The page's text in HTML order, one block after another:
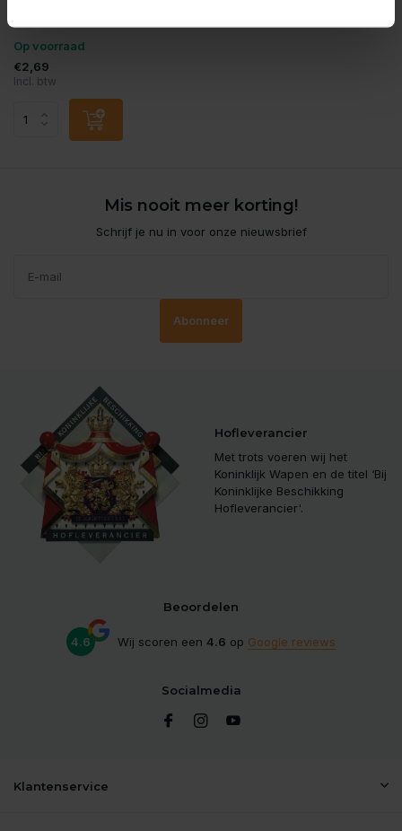
Op voorraad
€2,69
Incl. btw
Mis nooit meer korting!
Schrijf je nu in voor onze nieuwsbrief
Abonneer
Hofleverancier
Met trots voeren wij het
Koninklijk Wapen en de titel ‘Bij
Koninklijke Beschikking
Hofleverancier'.
Beoordelen
4.6 Wij scoren een 4.6 op Google reviews
Socialmedia
Klantenservice